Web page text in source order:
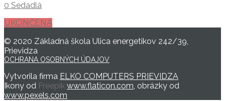
0 Sedadlá
UKONČENÁ
© 2020 Základná škola Ulica energetikov 242/39,
Prievidza
OCHRANA OSOBNÝCH ÚDAJOV
Vytvorila firma ELKO COMPUTERS PRIEVIDZA
Ikony od Freepik www.flaticon.com, obrázky od
www.pexels.com